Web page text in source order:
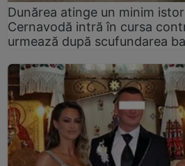
Dunărea atinge un minim
Cernavodă intră în cursa
urmează după scufundarea